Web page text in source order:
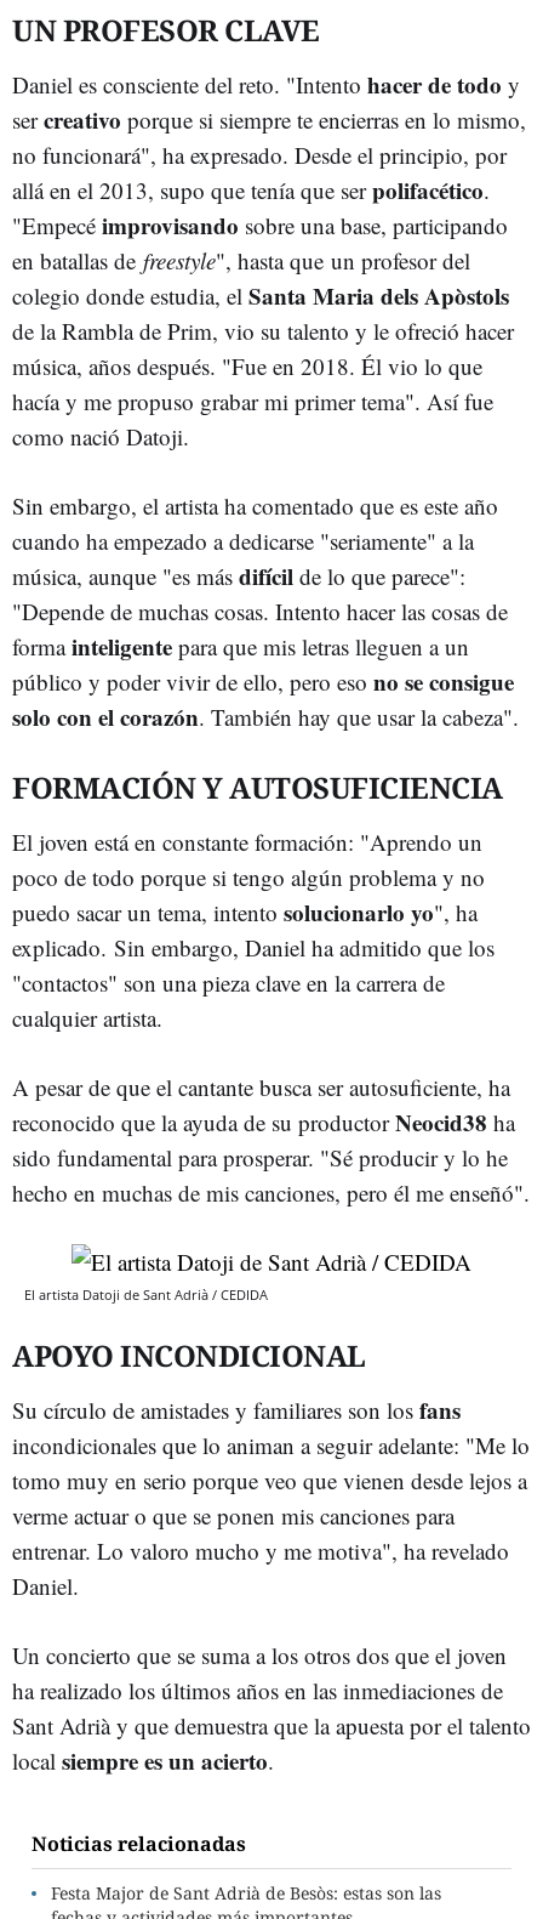
UN PROFESOR CLAVE
Daniel es consciente del reto. "Intento hacer de todo y
sercreativo porque si siempre te encierras en lo mismo,
no funcionará", ha expresado. Desde el principio, por
allá en el 2013, supo que tenía que serpolifacético.
"Empecé improvisando sobre una base, participando
en batallas de freestyle", hasta que un profesor del
colegio donde estudia, el Santa Maria dels Apòstols
de la Rambla de Prim, vio su talento y le ofreció hacer
música, años después. "Fue en 2018. Él vio lo que
hacía y me propuso grabar mi primer tema". Así fue
como nació Datoji.
Sin embargo, el artista ha comentado que es este año
cuando ha empezado a dedicarse "seriamente" a la
música, aunque "es más difícil de lo que parece":
"Depende de muchas cosas. Intento hacer las cosas de
formainteligente para que mis letras lleguen a un
público y poder vivir de ello, pero eso no se consigue
solo con el corazón. También hay que usar la cabeza".
FORMACIÓN Y AUTOSUFICIENCIA
El joven está en constante formación: "Aprendo un
poco de todo porque si tengo algún problema y no
puedo sacar un tema, intento solucionarlo yo", ha
explicado. Sin embargo, Daniel ha admitido que los
"contactos" son una pieza clave en la carrera de
cualquier artista.
A pesar de que el cantante busca ser autosuficiente, ha
reconocido que la ayuda de su productorNeocid38 ha
sido fundamental para prosperar. "Sé producir y lo he
hecho en muchas de mis canciones, pero él me enseñó".
El artista Datoji de Sant Adrià / CEDIDA
APOYO INCONDICIONAL
Su círculo de amistades y familiares son los fans
incondicionales que lo animan a seguir adelante: "Me lo
tomo muy en serio porque veo que vienen desde lejos a
verme actuar o que se ponen mis canciones para
entrenar. Lo valoro mucho y me motiva", ha revelado
Daniel.
Un concierto que se suma a los otros dos que el joven
ha realizado los últimos años en las inmediaciones de
Sant Adrià y que demuestra que la apuesta por el talento
local siempre es un acierto.
Noticias relacionadas
Festa Major de Sant Adrià de Besòs: estas son las